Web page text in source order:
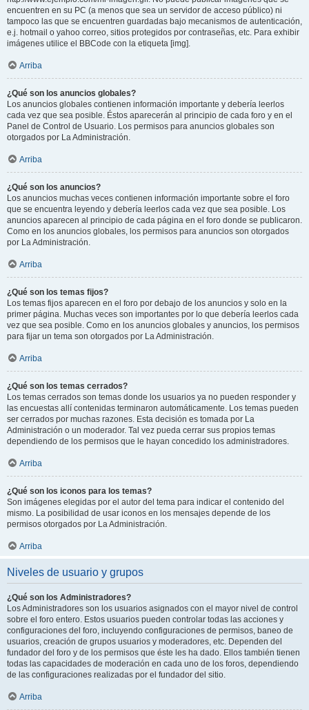
encuentren en su PC (a menos que sea un servidor de acceso público) ni
tampoco las que se encuentren guardadas bajo mecanismos de autenticación,
e.j. hotmail o yahoo correo, sitios protegidos por contraseñas, etc. Para exhibir
imágenes utilice el BBCode con la etiqueta [img].
Arriba
¿Qué son los anuncios globales?
Los anuncios globales contienen información importante y debería leerlos
cada vez que sea posible. Éstos aparecerán al principio de cada foro y en el
Panel de Control de Usuario. Los permisos para anuncios globales son
otorgados por La Administración.
Arriba
¿Qué son los anuncios?
Los anuncios muchas veces contienen información importante sobre el foro
que se encuentra leyendo y debería leerlos cada vez que sea posible. Los
anuncios aparecen al principio de cada página en el foro donde se publicaron.
Como en los anuncios globales, los permisos para anuncios son otorgados
por La Administración.
Arriba
¿Qué son los temas fijos?
Los temas fijos aparecen en el foro por debajo de los anuncios y solo en la
primer página. Muchas veces son importantes por lo que debería leerlos cada
vez que sea posible. Como en los anuncios globales y anuncios, los permisos
para fijar un tema son otorgados por La Administración.
Arriba
¿Qué son los temas cerrados?
Los temas cerrados son temas donde los usuarios ya no pueden responder y
las encuestas allí contenidas terminaron automáticamente. Los temas pueden
ser cerrados por muchas razones. Esta decisión es tomada por La
Administración o un moderador. Tal vez pueda cerrar sus propios temas
dependiendo de los permisos que le hayan concedido los administradores.
Arriba
¿Qué son los iconos para los temas?
Son imágenes elegidas por el autor del tema para indicar el contenido del
mismo. La posibilidad de usar iconos en los mensajes depende de los
permisos otorgados por La Administración.
Arriba
Niveles de usuario y grupos
¿Qué son los Administradores?
Los Administradores son los usuarios asignados con el mayor nivel de control
sobre el foro entero. Estos usuarios pueden controlar todas las acciones y
configuraciones del foro, incluyendo configuraciones de permisos, baneo de
usuarios, creación de grupos usuarios y moderadores, etc. Dependen del
fundador del foro y de los permisos que éste les ha dado. Ellos también tienen
todas las capacidades de moderación en cada uno de los foros, dependiendo
de las configuraciones realizadas por el fundador del sitio.
Arriba